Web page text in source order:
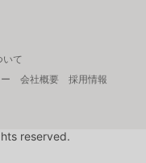
いて
会社概要
採用情報
reserved.